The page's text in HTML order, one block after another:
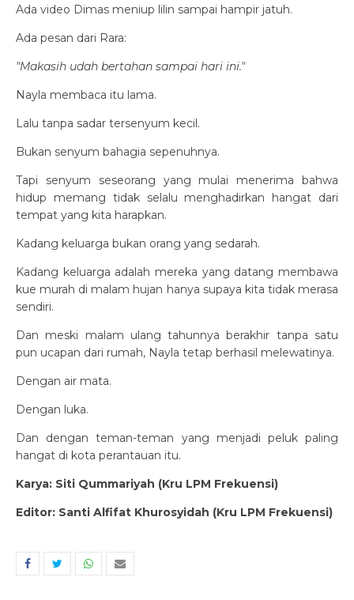
Ada video Dimas meniup lilin sampai hampir jatuh.
Ada pesan dari Rara:
"Makasih udah bertahan sampai hari ini."
Nayla membaca itu lama.
Lalu tanpa sadar tersenyum kecil.
Bukan senyum bahagia sepenuhnya.
Tapi senyum seseorang yang mulai menerima bahwa
hidup memang tidak selalu menghadirkan hangat dari
tempat yang kita harapkan.
Kadang keluarga bukan orang yang sedarah.
Kadang keluarga adalah mereka yang datang membawa
kue murah di malam hujan hanya supaya kita tidak merasa
sendiri.
Dan meski malam ulang tahunnya berakhir tanpa satu
pun ucapan dari rumah, Nayla tetap berhasil melewatinya.
Dengan air mata.
Dengan luka.
Dan dengan teman-teman yang menjadi peluk paling
hangat di kota perantauan itu.
Karya: Siti Qummariyah (Kru LPM Frekuensi)
Editor: Santi Alfifat Khurosyidah (Kru LPM Frekuensi)